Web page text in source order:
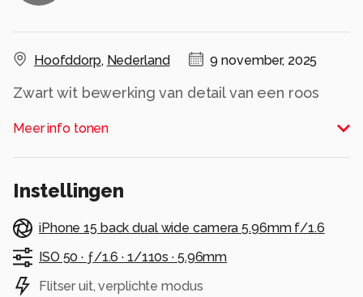
Hoofddorp, Nederland 9 november, 2025
Zwart wit bewerking van detail van een roos
Alle rechten voorbehouden
Meer info tonen
Instellingen
iPhone 15 back dual wide camera 5.96mm f/1.6
ISO 50 · ƒ/1.6 · 1/110s · 5.96mm
Flitser uit, verplichte modus